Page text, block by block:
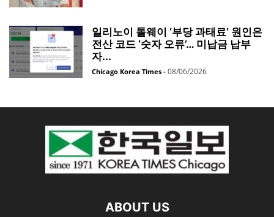
일리노이 톨웨이 ‘부당 과태료’ 원인은
전산 코드 ‘숫자 오류’… 미납금 납부
자...
Chicago Korea Times - 08/06/2026
ABOUT US